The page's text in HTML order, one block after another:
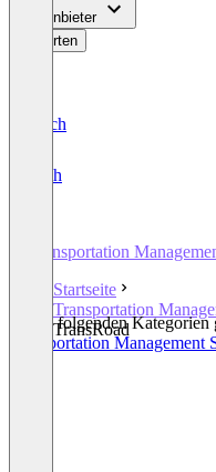
Für Anbieter
Bewerten
Deutsch
English
Transportation
Startseite
Transportation
TransRoad
In den folgenden Kategorien
Transportation Management